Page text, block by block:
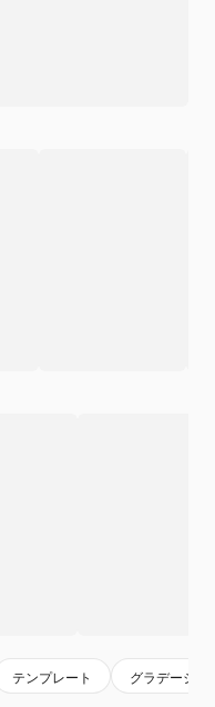
テンプレート グラデーショ